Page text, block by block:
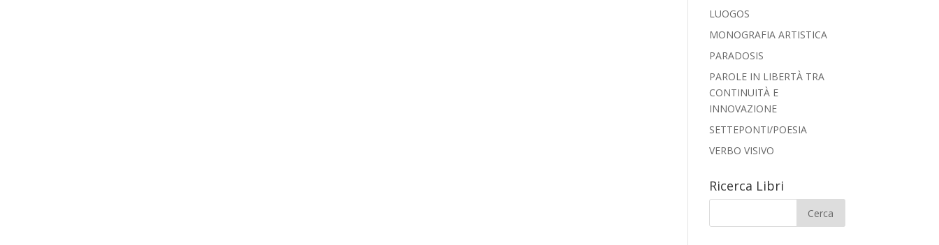
LUOGOS
MONOGRAFIA ARTISTICA
PARADOSIS
PAROLE IN LIBERTÀ TRA
CONTINUITÀ E
INNOVAZIONE
SETTEPONTI/POESIA
VERBO VISIVO
Ricerca Libri